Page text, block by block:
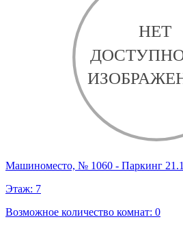
Машиноместо, № 1060 - Паркинг 21.1
Этаж: 7
Возможное количество комнат: 0